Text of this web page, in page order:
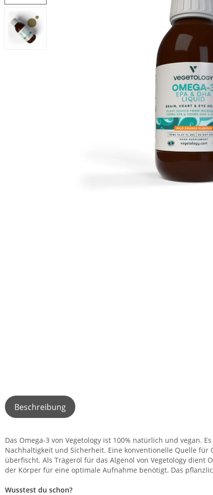
Beschreibung
Das Omega-3 von Vegetology ist 100% natürlich und vegan.
Nachhaltigkeit und Sicherheit. Eine konventionelle Quelle
überfischt. Als Trägeröl für das Algenöl von Vegetology dient
der Körper für eine optimale Aufnahme benötigt. Das
Wusstest du schon?